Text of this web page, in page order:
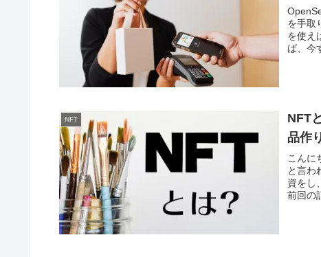
を手取
を使え
ば、今
NFT
NFT
品作
こんに
と言わ
資をし
前回の